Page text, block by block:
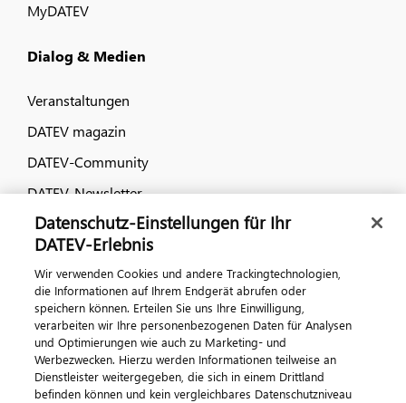
MyDATEV
Dialog & Medien
Veranstaltungen
DATEV magazin
DATEV-Community
DATEV-Newsletter
Kontaktieren Sie uns
Datenschutz-Einstellungen für Ihr
DATEV-Erlebnis
Wir verwenden Cookies und andere Trackingtechnologien,
die Informationen auf Ihrem Endgerät abrufen oder
speichern können. Erteilen Sie uns Ihre Einwilligung,
verarbeiten wir Ihre personenbezogenen Daten für Analysen
und Optimierungen wie auch zu Marketing- und
Werbezwecken. Hierzu werden Informationen teilweise an
Dienstleister weitergegeben, die sich in einem Drittland
befinden können und kein vergleichbares Datenschutzniveau